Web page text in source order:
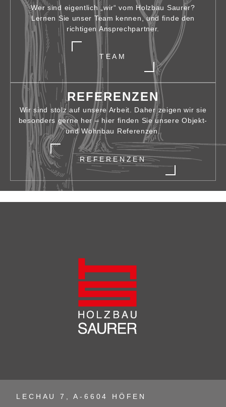
Wer sind eigentlich „wir“ vom Holzbau Saurer?
Lernen Sie unser Team kennen, und finde den
richtigen Ansprechpartner.
TEAM
REFERENZEN
Wir sind stolz auf unsere Arbeit. Daher zeigen wir sie
besonders gerne her – hier finden Sie unsere Objekt-
und Wohnbau Referenzen.
REFERENZEN
LECHAU 7, A-6604 HÖFEN